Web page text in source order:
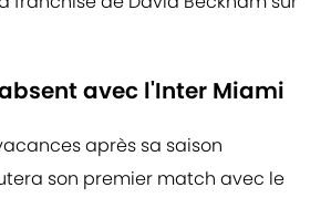
avec l'Inter Miami
après sa saison
son premier match avec le